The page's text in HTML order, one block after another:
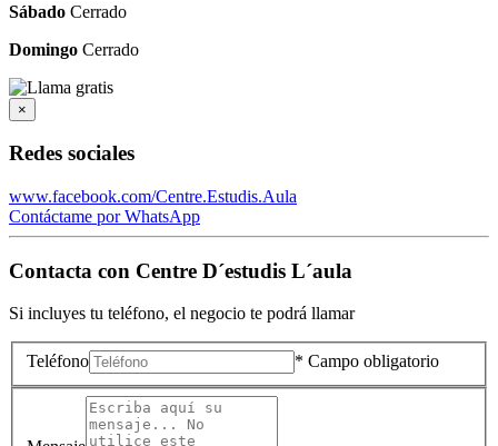
Sábado Cerrado
Domingo Cerrado
×
Redes sociales
www.facebook.com/Centre.Estudis.Aula
Contáctame por WhatsApp
Contacta con Centre D´estudis L´aula
Si incluyes tu teléfono, el negocio te podrá llamar
Teléfono * Campo obligatorio